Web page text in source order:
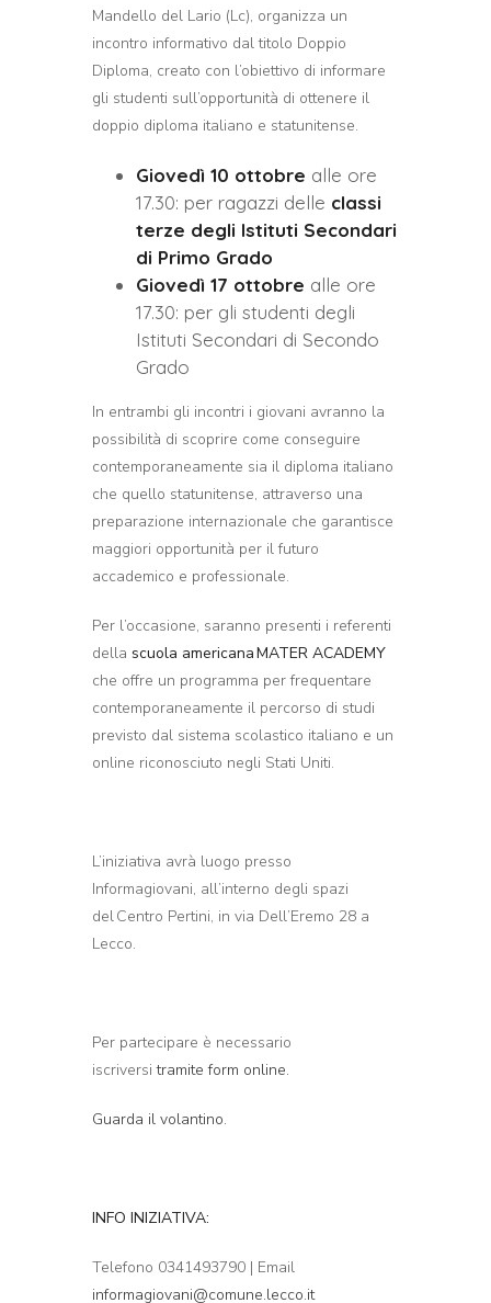
Mandello del Lario (Lc), organizza un
incontro informativo dal titolo Doppio
Diploma, creato con l’obiettivo di informare
gli studenti sull’opportunità di ottenere il
doppio diploma italiano e statunitense.
Giovedì 10 ottobre alle ore
17.30: per ragazzi delle classi
terze degli Istituti Secondari
di Primo Grado
Giovedì 17 ottobre alle ore
17.30: per gli studenti degli
Istituti Secondari di Secondo
Grado
In entrambi gli incontri i giovani avranno la
possibilità di scoprire come conseguire
contemporaneamente sia il diploma italiano
che quello statunitense, attraverso una
preparazione internazionale che garantisce
maggiori opportunità per il futuro
accademico e professionale.
Per l’occasione, saranno presenti i referenti
della scuola americanaMATER ACADEMY
che offre un programma per frequentare
contemporaneamente il percorso di studi
previsto dal sistema scolastico italiano e un
online riconosciuto negli Stati Uniti.
L’iniziativa avrà luogo presso
Informagiovani, all’interno degli spazi
del Centro Pertini, in via Dell’Eremo 28 a
Lecco.
Per partecipare è necessario
iscriversitramite form online.
Guarda il volantino.
INFO INIZIATIVA:
Telefono 0341493790 | Email
informagiovani@comune.lecco.it